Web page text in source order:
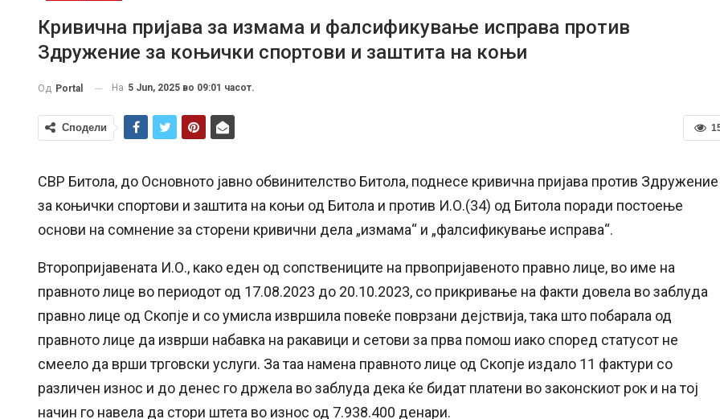
Кривична пријава за измама и фалсификување исправа против
Здружение за коњички спортови и заштита на коњи
Од Portal На 5 Jun, 2025 во 09:01 часот.
Сподели
СВР Битола, до Основното јавно обвинителство Битола, поднесе кривична пријава против Здружение
за коњички спортови и заштита на коњи од Битола и против И.О.(34) од Битола поради постоење
основи на сомнение за сторени кривични дела „измама“ и „фалсификување исправа“.
Второпријавената И.О., како еден од сопствениците на првопријавеното правно лице, во име на
правното лице во периодот од 17.08.2023 до 20.10.2023, со прикривање на факти довела во заблуда
правно лице од Скопје и со умисла извршила повеќе поврзани дејствија, така што побарала од
правното лице да изврши набавка на ракавици и сетови за прва помош иако според статусот не
смеело да врши трговски услуги. За таа намена правното лице од Скопје издало 11 фактури со
различен износ и до денес го држела во заблуда дека ќе бидат платени во законскиот рок и на тој
начин го навела да стори штета во износ од 7.938.400 денари.